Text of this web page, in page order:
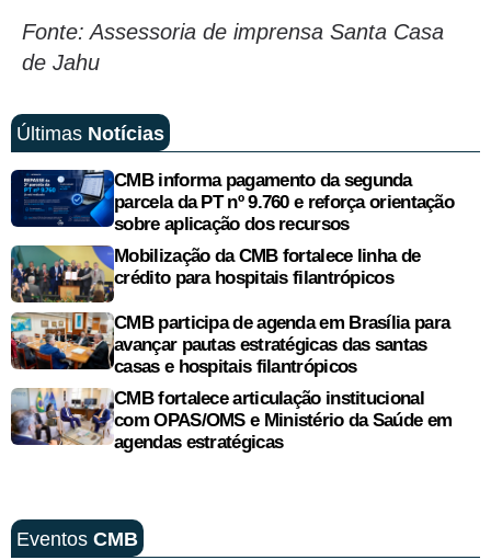
Fonte: Assessoria de imprensa Santa Casa
de Jahu
Últimas Notícias
CMB informa pagamento da segunda
parcela da PT nº 9.760 e reforça orientação
sobre aplicação dos recursos
Mobilização da CMB fortalece linha de
crédito para hospitais filantrópicos
CMB participa de agenda em Brasília para
avançar pautas estratégicas das santas
casas e hospitais filantrópicos
CMB fortalece articulação institucional
com OPAS/OMS e Ministério da Saúde em
agendas estratégicas
Eventos CMB